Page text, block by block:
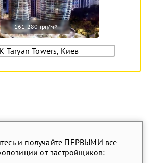
161 280 грн/м2
Taryan Towers, Киев
и получайте ПЕРВЫМИ все
от застройщиков: